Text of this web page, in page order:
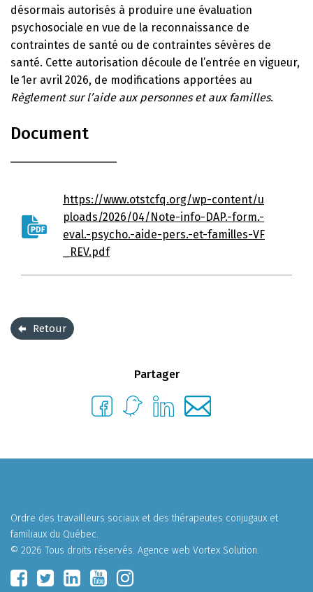
désormais autorisés à produire une évaluation
psychosociale en vue de la reconnaissance de
contraintes de santé ou de contraintes sévères de
santé. Cette autorisation découle de l’entrée en vigueur,
le 1er avril 2026, de modifications apportées au
Règlement sur l’aide aux personnes et aux familles.
Document
https://www.otstcfq.org/wp-content/u
ploads/2026/04/Note-info-DAP.-form.-
eval.-psycho.-aide-pers.-et-familles-VF
_REV.pdf
Retour
Partager
Ordre des travailleurs sociaux et des thérapeutes conjugaux et
familiaux du Québec.
© 2026 Tous droits réservés. Agence web Vortex Solution.